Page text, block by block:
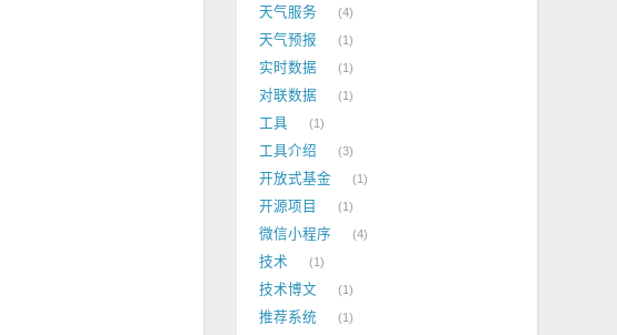
天气服务 4
天气预报 1
实时数据 1
对联数据 1
工具 1
工具介绍 3
开放式基金 1
开源项目 1
微信小程序 4
技术 1
技术博文 1
推荐系统 1